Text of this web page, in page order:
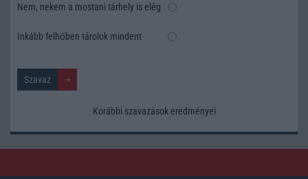
Nem, nekem a mostani tárhely is elég
Inkább felhőben tárolok mindent
Korábbi szavazások eredményei